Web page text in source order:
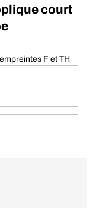
court
F et TH